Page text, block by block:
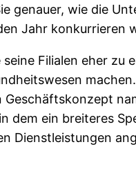
genauer, wie die
Jahr konkurrieren
Filialen eher zu
Geschäftskonzept
dem ein breiteres
Dienstleistungen